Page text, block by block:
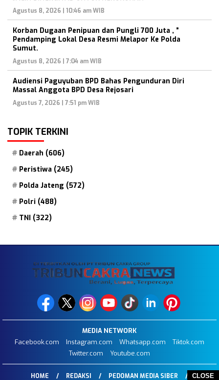
CLOSE
Agustus 8, 2026 | 10:46 am WIB
Korban Dugaan Penipuan dan Pungli 700 Juta , ”
Pendamping Lokal Desa Resmi Melapor Ke Polda
Sumut.
Agustus 8, 2026 | 7:04 am WIB
Audiensi Paguyuban BPD Bahas Pengunduran Diri
Massal Anggota BPD Desa Rejosari
Agustus 7, 2026 | 7:51 pm WIB
TOPIK TERKINI
Daerah (606)
Peristiwa (245)
Polda Jateng (572)
Polri (488)
TNI (322)
MEDIA NETWORK
Facebook.com
Instagram.com Whatsapp.com
Tiktok.com
Twitter.com
Youtube.com
HOME REDAKSI PEDOMAN MEDIA SIBER